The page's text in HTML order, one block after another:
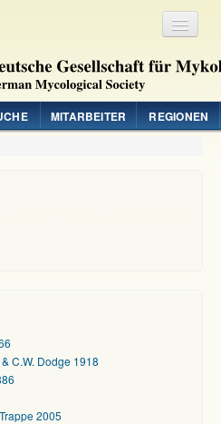
MITARBEITER REGIONEN
C.W. Dodge 1918
2005